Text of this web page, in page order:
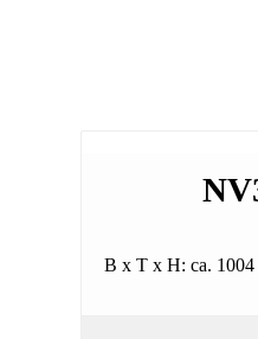
B x T x H: ca.